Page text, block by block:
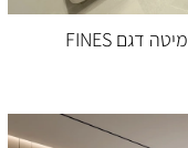
מיטה דגם FINES